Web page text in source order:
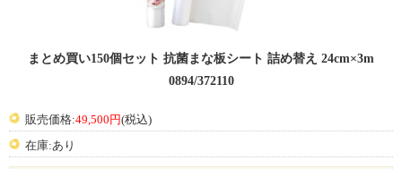
まとめ買い150個セット 抗菌まな板シート 詰め替え 24cm×3m
0894/372110
販売価格:49,500円(税込)
在庫:あり